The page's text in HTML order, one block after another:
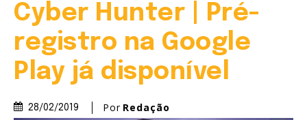
Cyber Hunter | Pré-
registro na Google
Play já disponível
28/02/2019 Por Redação